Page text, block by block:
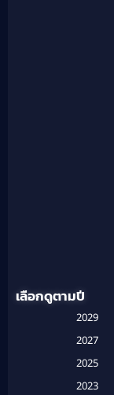
เลือกดูตามปี
2029
2027
2025
2023